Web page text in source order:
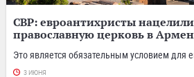
СВР: евроантихристы
православную церковь в
Это является обязательным условием для
3 ИЮНЯ